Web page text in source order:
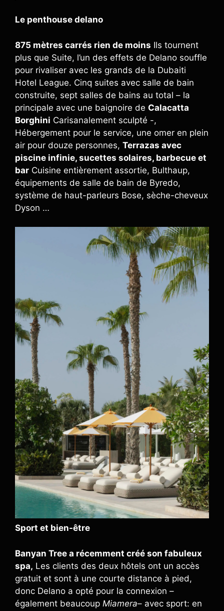
Le penthouse delano
875 mètres carrés rien de moins Ils tournent
plus que Suite, l’un des effets de Delano souffle
pour rivaliser avec les grands de la Dubaiti
Hotel League. Cinq suites avec salle de bain
construite, sept salles de bains au total – la
principale avec une baignoire de Calacatta
Borghini Carisanalement sculpté -,
Hébergement pour le service, une omer en plein
air pour douze personnes, Terrazas avec
piscine infinie, sucettes solaires, barbecue et
bar Cuisine entièrement assortie, Bulthaup,
équipements de salle de bain de Byredo,
système de haut-parleurs Bose, sèche-cheveux
Dyson …
Sport et bien-être
Banyan Tree a récemment créé son fabuleux
spa, Les clients des deux hôtels ont un accès
gratuit et sont à une courte distance à pied,
donc Delano a opté pour la connexion –
également beaucoup Miamera– avec sport: en